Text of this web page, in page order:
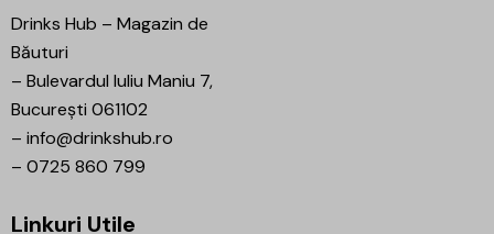
Drinks Hub – Magazin de
Băuturi
– Bulevardul Iuliu Maniu 7,
București 061102
– info@drinkshub.ro
– 0725 860 799
Linkuri Utile